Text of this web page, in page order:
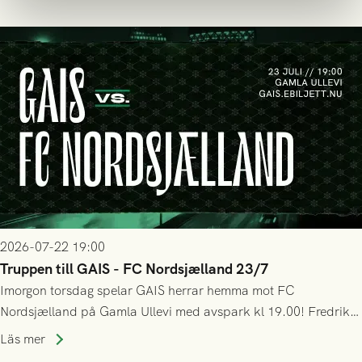
seger! Matchfoto: Mikael Josefsson & Lasse Ekström
2026-07-22 19:00
Truppen till GAIS - FC Nordsjælland 23/7
Imorgon torsdag spelar GAIS herrar hemma mot FC
Nordsjælland på Gamla Ullevi med avspark kl 19.00! Fredrik
Holmberg och ledarstaben har tagit ut följande trupp till
Läs mer